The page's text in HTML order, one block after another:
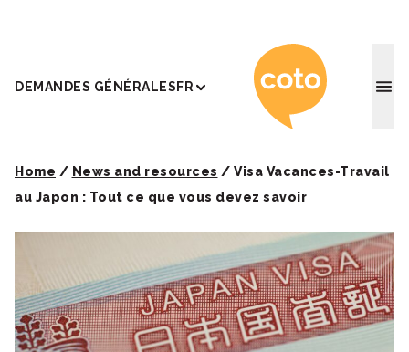
DEMANDES GÉNÉRALESFR Coto
Home / News and resources / Visa Vacances-Travail
au Japon : Tout ce que vous devez savoir